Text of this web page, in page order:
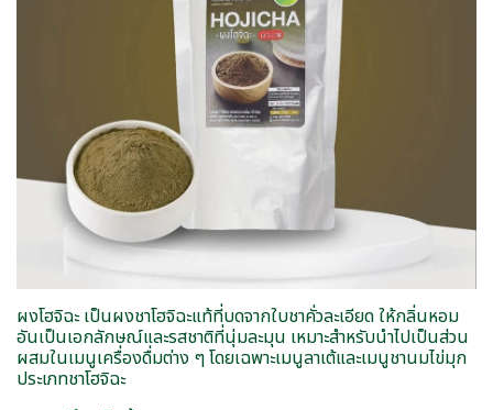
ผงโฮจิฉะ เป็นผงชาโฮจิฉะแท้ที่บดจากใบชาคั่วละเอียด ให้กลิ่นหอม
อันเป็นเอกลักษณ์และรสชาติที่นุ่มละมุน เหมาะสำหรับนำไปเป็นส่วน
ผสมในเมนูเครื่องดื่มต่าง ๆ โดยเฉพาะเมนูลาเต้และเมนูชานมไข่มุก
ประเภทชาโฮจิฉะ